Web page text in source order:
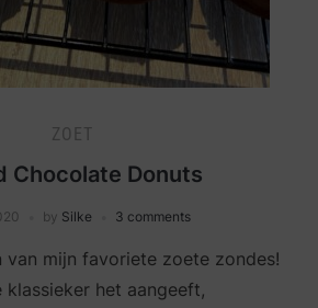
ZOET
Chocolate Donuts
by Silke 3 comments
van mijn favoriete zoete zondes!
het aangeeft,